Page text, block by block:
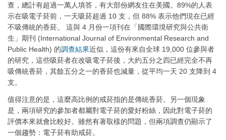
查，總計有超過一萬人填答，有大部份網友住在美國。89%的人表
示在吸電子菸前，一天吸菸超過 10 支，但 88% 表示他們現在已經
不吸傳統的香菸。 這與 4 月份一項刊在「國際環境研究與公共衛
生」期刊 (International Journal of Environmental Research and
Public Health) 的調查結果近似，這份有來自全球 19,000 位參與者
的研究，這些吸菸者在改吸電子菸後，大約五分之四已經完全不再
吸傳統香菸，其餘五分之一的香菸也減量，從平均一天 20 支降到 4
支。
值得注意的是，這麼高比例的戒菸指的是傳統香菸。另一個現象
是，兩項研究的參加者都屬對電子菸的愛好粉絲，因此對電子菸的
評價本來就會比較好。雖然有著取樣的問題，但兩項調查仍顯示了
一個趨勢：電子菸有助戒菸。